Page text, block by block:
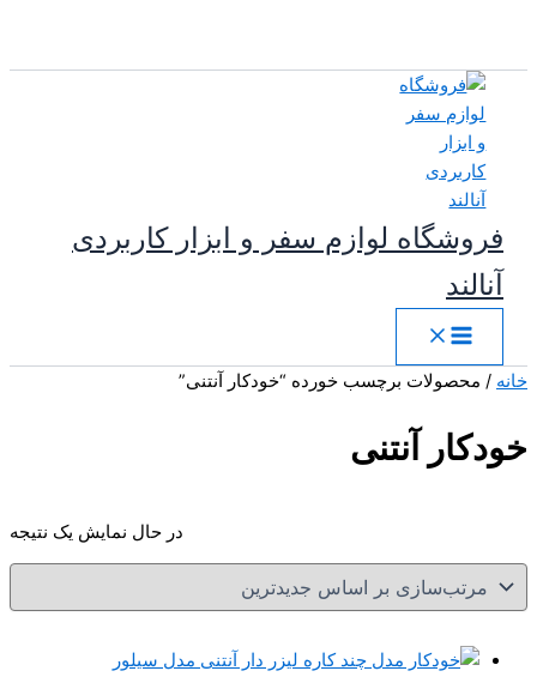
فروشگاه لوازم سفر و ابزار کاربردی
آنالند
خانه / محصولات برچسب خورده “خودکار آنتنی”
خودکار آنتنی
در حال نمایش یک نتیجه